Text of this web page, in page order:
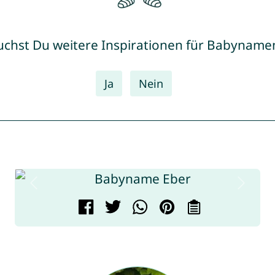
Du weitere Inspirationen für
Ja Nein